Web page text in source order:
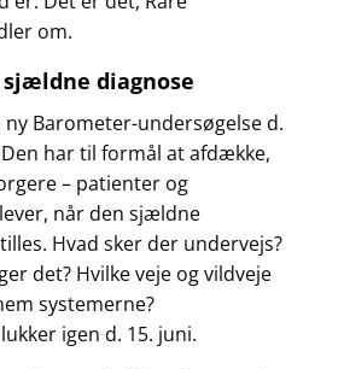
om.
diagnose
Barometer-undersøgelse d.
har til formål at afdække,
– patienter og
når den sjældne
Hvad sker der undervejs?
det? Hvilke veje og vildveje
systemerne?
igen d. 15. juni.